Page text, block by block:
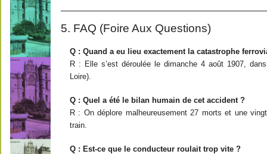
5. FAQ (Foire Aux Questions)
Q : Quand a eu lieu exactement la catastrophe
R : Elle s’est déroulée le dimanche 4 août 1907,
Loire).
Q : Quel a été le bilan humain de cet accident ?
R : On déplore malheureusement 27 morts et une
train.
Q : Est-ce que le conducteur roulait trop vite ?